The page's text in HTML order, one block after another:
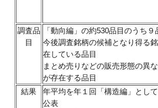
調査品
目
「動向編」の約530品目のうち９
今後調査銘柄の候補となり得る
在している品目
まとめ売りなどの販売形態の異
が存在する品目
結果
年平均を年１回「構造編」として
公表